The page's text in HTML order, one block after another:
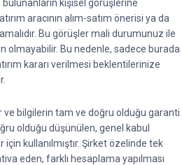
kişisel görüşlerine
aracının alım-satım önerisi ya da
Bu görüşler mali durumunuz ile
olmayabilir. Bu nedenle, sadece burada
kararı verilmesi beklentilerinize
ve bilgilerin tam ve doğru olduğu garanti
olduğu düşünülen, genel kabul
kullanılmıştır. Şirket özelinde tek
eden, farklı hesaplama yapılması